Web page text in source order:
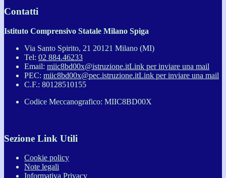
Contatti
Istituto Comprensivo Statale Milano Spiga
Via Santo Spirito, 21 20121 Milano (MI)
Tel: 02 884.46233
Email: miic8bd00x@istruzione.itLink per inviare una mail
PEC: miic8bd00x@pec.istruzione.itLink per inviare una mail
C.F.: 80128510155
Codice Meccanografico: MIIC8BD00X
Sezione Link Utili
Cookie policy
Note legali
Informativa Privacy